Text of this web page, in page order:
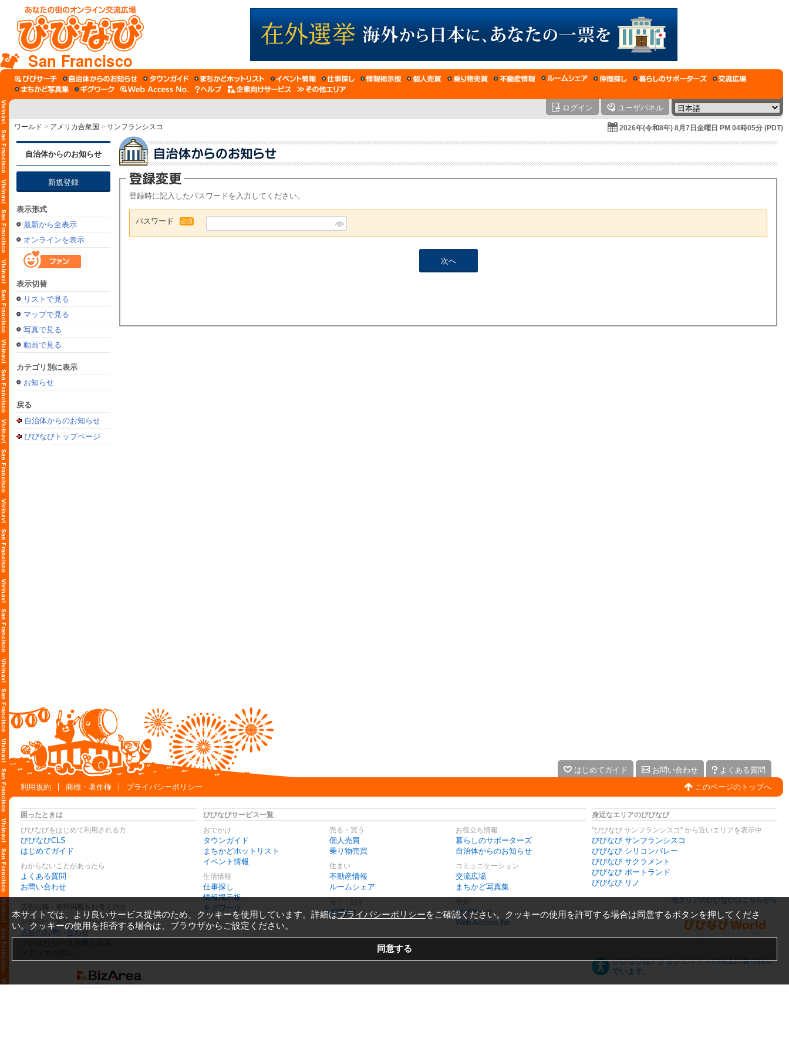
San Francisco
ログイン ユーザパネル
ワールド > アメリカ合衆国 > サンフランシスコ 2026年(令和8年) 8月7日金曜日 PM 04時05分 (PDT)
自治体からのお知らせ
新規登録
表示形式
最新から全表示
オンラインを表示
表示切替
リストで見る
マップで見る
写真で見る
動画で見る
カテゴリ別に表示
お知らせ
戻る
自治体からのお知らせ
びびなびトップページ
登録時に記入したパスワードを入力してください。
パスワード 必須
はじめてガイド お問い合わせ
よくある質問
利用規約
商標・著作権 プライバシーポリシー このページのトップへ
困ったときは
びびなびをはじめて利用される方
びびなびCLS
はじめてガイド
わからないことがあったら
よくある質問
お問い合わせ
お気軽にご相談・お問い合わせ下さい
広告のお問い合わせ
プレスリリースお申し込み
メディアの方へ
びびなびサービス一覧
おでかけ
タウンガイド
まちかどホットリスト
イベント情報
生活情報
仕事探し
情報掲示板
ギグワーク
売る・買う
個人売買
乗り物売買
住まい
不動産情報
ルームシェア
仲間探し
お役立ち情報
暮らしのサポーターズ
自治体からのお知らせ
コミュニケーション
交流広場
まちかど写真集
びびサーチ
Web Access No.
身近なエリアのびびなび
"びびなび サンフランシスコ" から近いエリアを表示中
びびなび サンフランシスコ
びびなび シリコンバレー
びびなび サクラメント
びびなび ポートランド
びびなび リノ
他エリアのびびなびはこちらから
びびなびはアクセシビリティの向上に取り組ん
でいます。
本サイトでは、より良いサービス提供のため、クッキーを使用しています。詳細はプライバシーポリシーをご確認ください。クッキーの使用を許可する場合は同意するボタンを押してくださ
い。クッキーの使用を拒否する場合は、ブラウザからご設定ください。